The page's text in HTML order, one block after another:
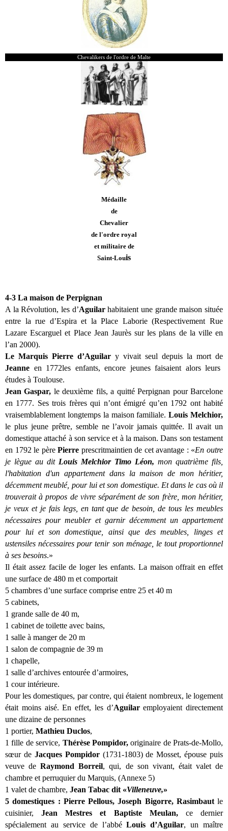
Chevalikers de l'ordre de Malte
Médaille
de
Chevalier
de l'ordre royal
et militaire de
Saint-Louis
4-3 La maison de Perpignan
A la Révolution, les d’Aguilarhabitaient une grande maison située
entre la rue d’Espira et la Place Laborie (Respectivement Rue
Lazare Escarguel et Place Jean Jaurès sur les plans de la ville en
l’an 2000).
Le Marquis Pierre d’Aguilar y vivait seul depuis la mort de
Jeanne en 1772les enfants, encore jeunes faisaient alors leurs
études à Toulouse.
Jean Gaspar, le deuxième fils, a quitté Perpignan pour Barcelone
en 1777. Ses trois frères qui n’ont émigré qu’en 1792 ont habité
vraisemblablement longtemps la maison familiale.Louis Melchior,
le plus jeune prêtre, semble ne l’avoir jamais quittée. Il avait un
domestique attaché à son service et à la maison. Dans son testament
en 1792 le pèrePierre prescritmaintien de cet avantage : «En outre
je lègue au dit Louis Melchior Timo Léon, mon quatrième fils,
l'habitation d'un appartement dans la maison de mon héritier,
décemment meublé, pour lui et son domestique. Et dans le cas où il
trouverait à propos de vivre séparément de son frère, mon héritier,
je veux et je fais legs, en tant que de besoin, de tous les meubles
nécessaires pour meubler et garnir décemment un appartement
pour lui et son domestique, ainsi que des meubles, linges et
ustensiles nécessaires pour tenir son ménage, le tout proportionnel
à ses besoins.»
Il était assez facile de loger les enfants. La maison offrait en effet
une surface de 480 m et comportait
5 chambres d’une surface comprise entre 25 et 40 m
5 cabinets,
1 grande salle de 40 m,
1 cabinet de toilette avec bains,
1 salle à manger de 20 m
1 salon de compagnie de 39 m
1 chapelle,
1 salle d’archives entourée d’armoires,
1 cour intérieure.
Pour les domestiques, par contre, qui étaient nombreux, le logement
était moins aisé. En effet, les d’Aguilaremployaient directement
une dizaine de personnes
1 portier, Mathieu Duclos,
1 fille de service, Thérèse Pompidor,originaire de Prats-de-Mollo,
sœur de Jacques Pompidor(1731-1803) de Mosset, épouse puis
veuve deRaymond Borreil, qui, de son vivant, était valet de
chambre et perruquier du Marquis, (Annexe 5)
1 valet de chambre, Jean Tabac dit «Villeneuve,»
5 domestiques : Pierre Pellous, Joseph Bigorre, Rasimbaut le
cuisinier, Jean Mestres et Baptiste Meulan, ce dernier
spécialement au service de l’abbéLouis d’Aguilar, un maître